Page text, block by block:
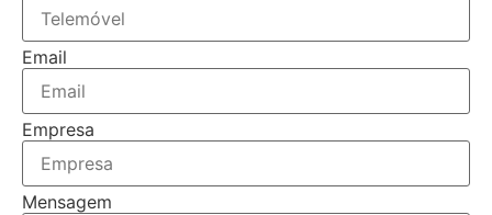
Email
Empresa
Mensagem